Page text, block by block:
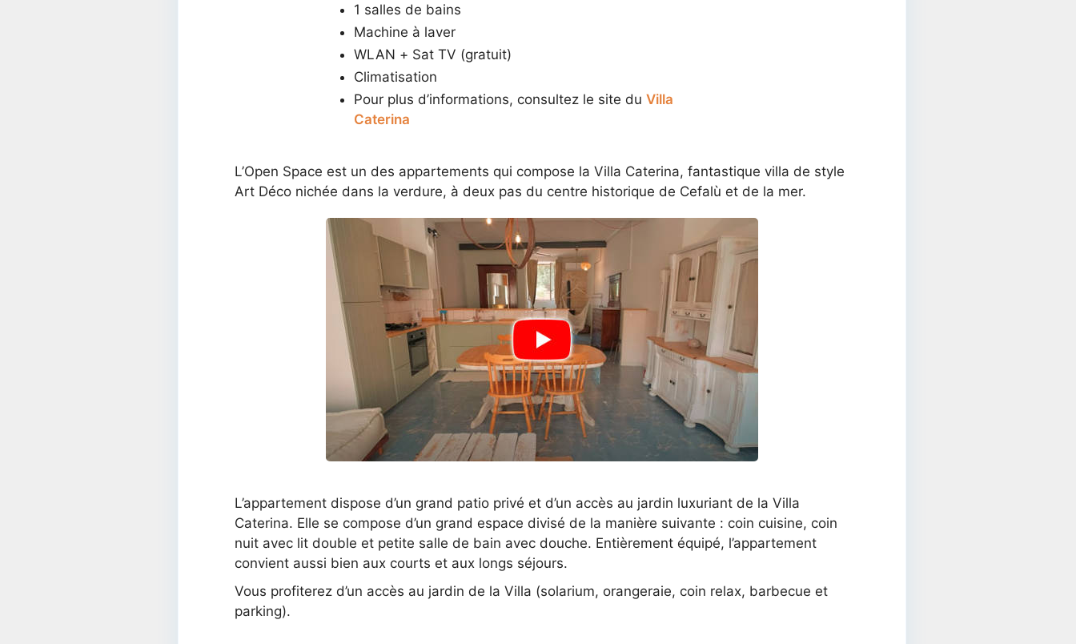
1 salles de bains
Machine à laver
WLAN + Sat TV (gratuit)
Climatisation
Pour plus d’informations, consultez le site du Villa
Caterina
L’Open Space est un des appartements qui compose la Villa Caterina, fantastique villa de style
Art Déco nichée dans la verdure, à deux pas du centre historique de Cefalù et de la mer.
L’appartement dispose d’un grand patio privé et d’un accès au jardin luxuriant de la Villa
Caterina. Elle se compose d’un grand espace divisé de la manière suivante : coin cuisine, coin
nuit avec lit double et petite salle de bain avec douche. Entièrement équipé, l’appartement
convient aussi bien aux courts et aux longs séjours.
Vous profiterez d’un accès au jardin de la Villa (solarium, orangeraie, coin relax, barbecue et
parking).